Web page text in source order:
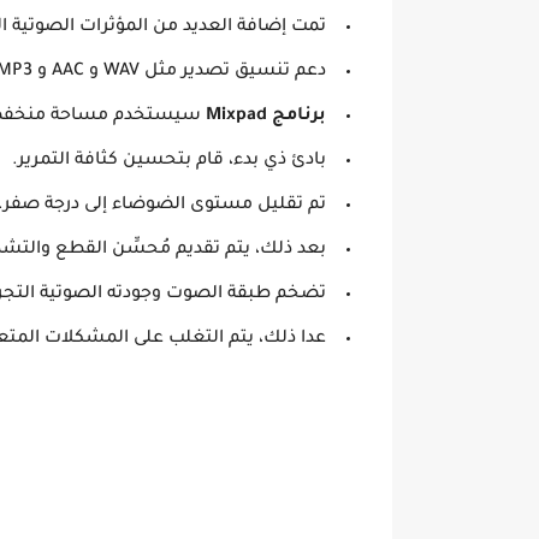
تمت إضافة العديد من المؤثرات الصوتية
دعم تنسيق تصدير مثل WAV و AAC و MP3.
برنامج Mixpad سيستخدم مساحة
بادئ ذي بدء، قام بتحسين كثافة التمرير.
تم تقليل مستوى الضوضاء إلى درجة
بعد ذلك، يتم تقديم مُحسِّن القطع
تضخم طبقة الصوت وجودته الصوتية
عدا ذلك، يتم التغلب على المشكلات